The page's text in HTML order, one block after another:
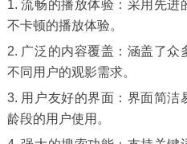
1. 流畅的播放体验：采用先进
不卡顿的播放体验。
2. 广泛的内容覆盖：涵盖了众
不同用户的观影需求。
3. 用户友好的界面：界面简洁
龄段的用户使用。